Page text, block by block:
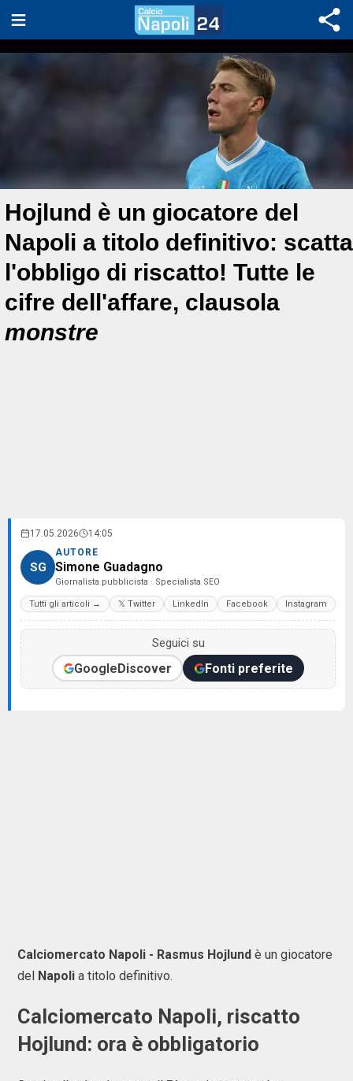
Hojlund è un giocatore del
Napoli a titolo definitivo: scatta
l'obbligo di riscatto! Tutte le
cifre dell'affare, clausola
monstre
17.05.2026 14:05
SG
AUTORE
Simone Guadagno
Giornalista pubblicista · Specialista SEO
Tutti gli articoli → 𝕏 Twitter LinkedIn Facebook Instagram
Seguici su
GoogleDiscover Fonti preferite
Calciomercato Napoli - Rasmus Hojlund è un giocatore
del Napoli a titolo definitivo.
Calciomercato Napoli, riscatto
Hojlund: ora è obbligatorio